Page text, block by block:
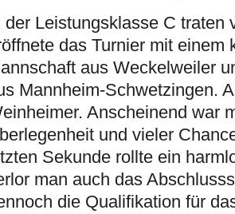
der Leistungsklasse C traten
das Turnier mit
aus Weckelweiler
Mannheim-Schwetzingen.
Anscheinend war
und vieler
Sekunde rollte ein
man auch das
die Qualifikation für